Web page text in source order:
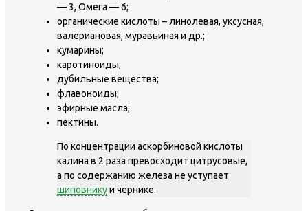
— 3, Омега — 6;
органические кислоты – линолевая, уксусная,
валериановая, муравьиная и др.;
кумарины;
каротиноиды;
дубильные вещества;
флавоноиды;
эфирные масла;
пектины.
По концентрации аскорбиновой кислоты
калина в 2 раза превосходит цитрусовые,
а по содержанию железа не уступает
шиповникуи чернике.